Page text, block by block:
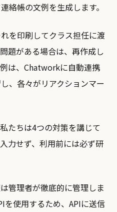
絡帳の文例を生成します。
を印刷してクラス担任に渡
題がある場合は、再作成し
は、Chatworkに自動連携
、各々がリアクションマー
たちは4つの対策を講じて
力せず、利用前には必ず研
管理者が徹底的に管理しま
を使用するため、APIに送信